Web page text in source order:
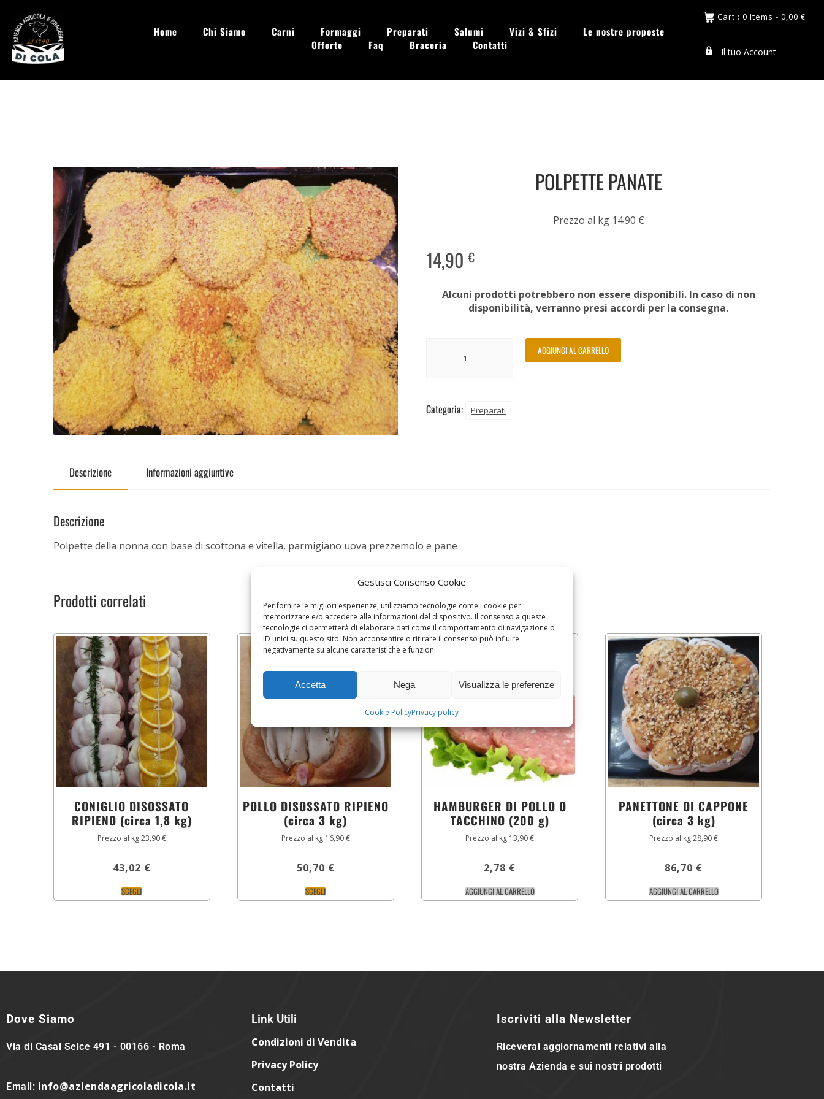
Gestisci Consenso Cookie
Per fornire le migliori esperienze, utilizziamo tecnologie come i cookie per
memorizzare e/o accedere alle informazioni del dispositivo. Il consenso a queste
tecnologie ci permetterà di elaborare dati come il comportamento di navigazione o
ID unici su questo sito. Non acconsentire o ritirare il consenso può influire
negativamente su alcune caratteristiche e funzioni.
Accetta Nega Visualizza le preferenze
Cookie PolicyPrivacy policy
Home Chi Siamo Carni Formaggi Preparati Salumi Vizi & Sfizi
Le nostre proposte
Offerte
Faq Braceria Contatti
Cart : 0 Items - 0,00 €
Il tuo Account
POLPETTE PANATE
Prezzo al kg 14.90 €
14,90€
Alcuni prodotti potrebbero non essere disponibili. In caso di non
disponibilità, verranno presi accordi per la consegna.
AGGIUNGI AL CARRELLO
Categoria: Preparati
Descrizione Informazioni aggiuntive
Descrizione
Polpette della nonna con base di scottona e vitella, parmigiano uova prezzemolo e pane
Prodotti correlati
CONIGLIO DISOSSATO
RIPIENO (circa 1,8 kg)
Prezzo al kg 23,90 €
43,02 €
SCEGLI
POLLO DISOSSATO RIPIENO
(circa 3 kg)
Prezzo al kg 16,90 €
50,70 €
SCEGLI
HAMBURGER DI POLLO O
TACCHINO (200 g)
Prezzo al kg 13,90 €
2,78 €
AGGIUNGI AL CARRELLO
PANETTONE DI CAPPONE
(circa 3 kg)
Prezzo al kg 28,90 €
86,70 €
AGGIUNGI AL CARRELLO
Dove Siamo
Via di Casal Selce 491 - 00166 - Roma
Email: info@aziendaagricoladicola.it
Link Utili
Condizioni di Vendita
Privacy Policy
Contatti
Iscriviti alla Newsletter
Riceverai aggiornamenti relativi alla
nostra Azienda e sui nostri prodotti